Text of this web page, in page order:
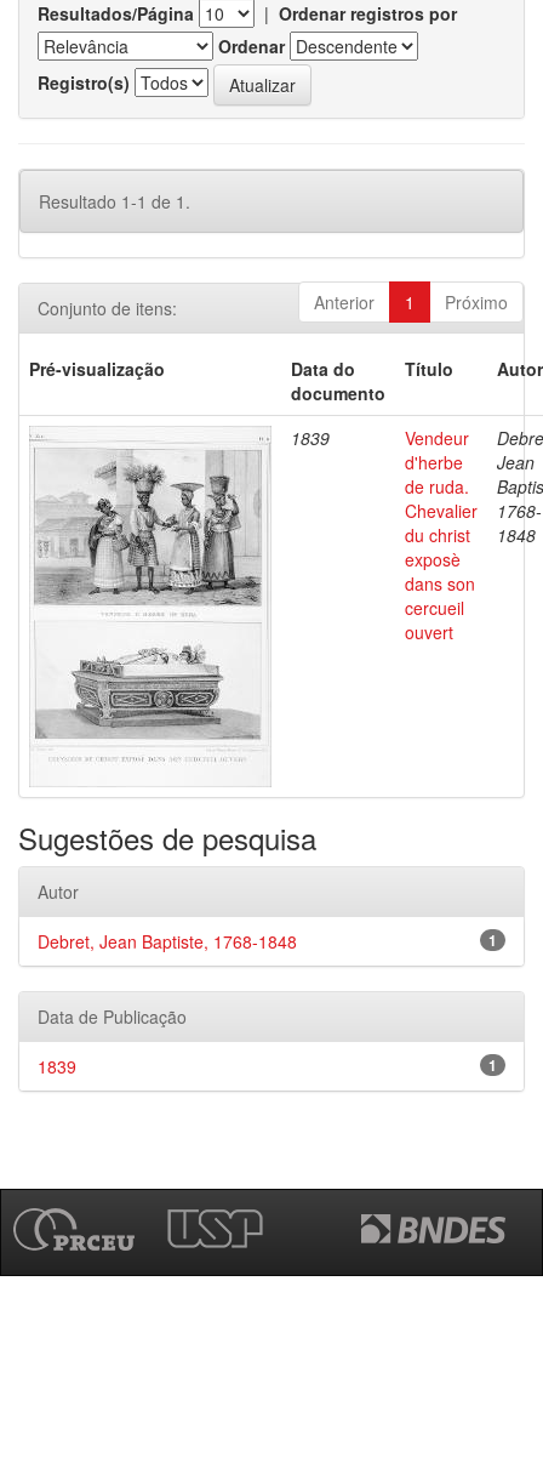
Resultados/Página | Ordenar registros por
Ordenar
Registro(s)
Resultado 1-1 de 1.
Anterior 1 Próximo
Conjunto de itens:
Pré-visualização
Data do
documento
Título
1839
Vendeur
d'herbe
de ruda.
Chevalier
du christ
exposè
dans son
cercueil
ouvert
Jean
1768-
1848
Sugestões de pesquisa
Autor
1
Debret, Jean Baptiste, 1768-1848
Data de Publicação
1
1839